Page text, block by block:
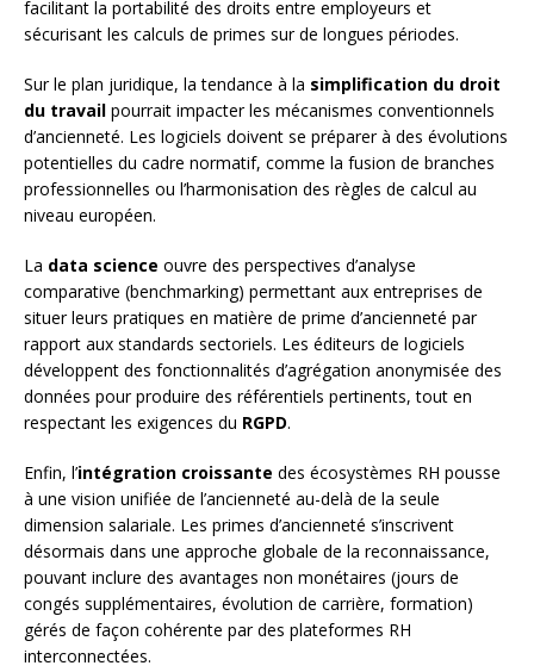
facilitant la portabilité des droits entre employeurs et
sécurisant les calculs de primes sur de longues périodes.
Sur le plan juridique, la tendance à la simplification du droit
du travail pourrait impacter les mécanismes conventionnels
d’ancienneté. Les logiciels doivent se préparer à des évolutions
potentielles du cadre normatif, comme la fusion de branches
professionnelles ou l’harmonisation des règles de calcul au
niveau européen.
La data science ouvre des perspectives d’analyse
comparative (benchmarking) permettant aux entreprises de
situer leurs pratiques en matière de prime d’ancienneté par
rapport aux standards sectoriels. Les éditeurs de logiciels
développent des fonctionnalités d’agrégation anonymisée des
données pour produire des référentiels pertinents, tout en
respectant les exigences du RGPD.
Enfin, l’intégration croissante des écosystèmes RH pousse
à une vision unifiée de l’ancienneté au-delà de la seule
dimension salariale. Les primes d’ancienneté s’inscrivent
désormais dans une approche globale de la reconnaissance,
pouvant inclure des avantages non monétaires (jours de
congés supplémentaires, évolution de carrière, formation)
gérés de façon cohérente par des plateformes RH
interconnectées.